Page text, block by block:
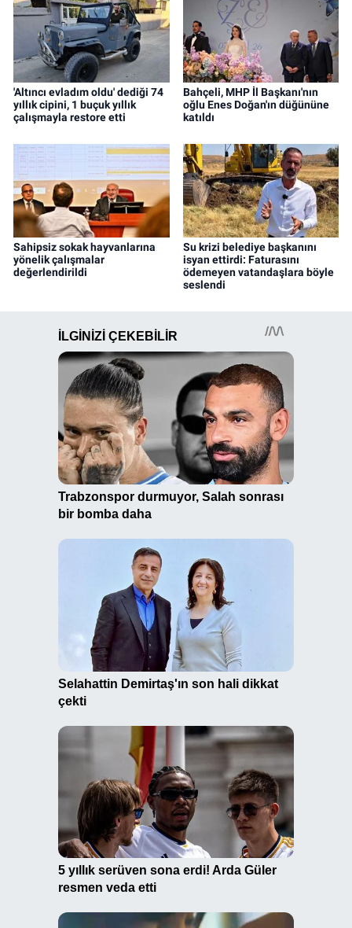
'Altıncı evladım oldu' dediği 74
yıllık cipini, 1 buçuk yıllık
çalışmayla restore etti
Bahçeli, MHP İl Başkanı'nın
oğlu Enes Doğan'ın düğününe
katıldı
Sahipsiz sokak hayvanlarına
yönelik çalışmalar
değerlendirildi
Su krizi belediye başkanını
isyan ettirdi: Faturasını
ödemeyen vatandaşlara böyle
seslendi